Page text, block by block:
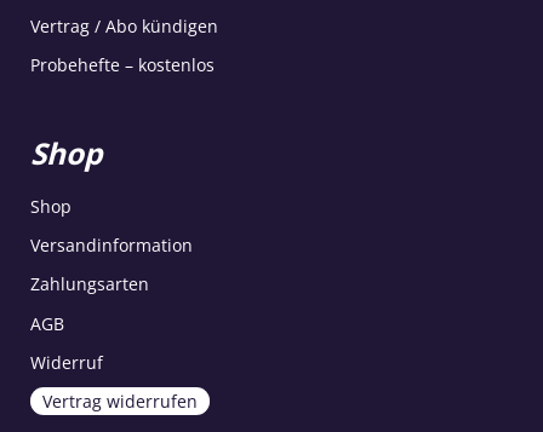
Vertrag / Abo kündigen
Probehefte – kostenlos
Shop
Shop
Versandinformation
Zahlungsarten
AGB
Widerruf
Vertrag widerrufen